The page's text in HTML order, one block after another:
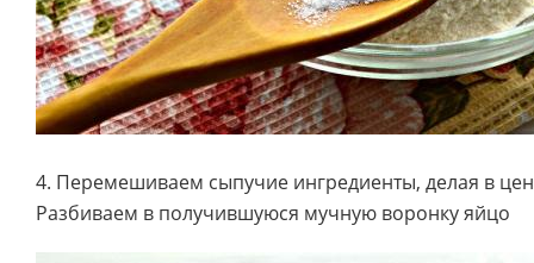
4. Перемешиваем сыпучие ингредиенты, делая в
Разбиваем в получившуюся мучную воронку яйцо